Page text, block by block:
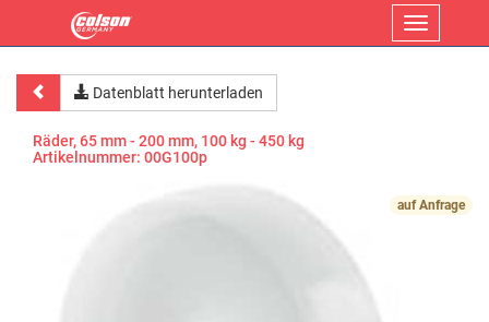
Menü
Datenblatt herunterladen
Räder, 65 mm - 200 mm, 100 kg - 450 kg
Artikelnummer: 00G100p
auf Anfrage